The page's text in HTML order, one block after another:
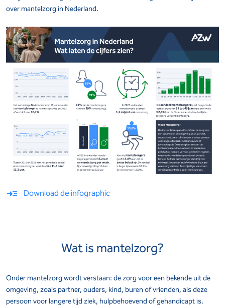
over mantelzorg in Nederland.
Download de infographic
Wat is mantelzorg?
Onder mantelzorg wordt verstaan: de zorg voor een bekende uit de
omgeving, zoals partner, ouders, kind, buren of vrienden, als deze
persoon voor langere tijd ziek, hulpbehoevend of gehandicapt is.